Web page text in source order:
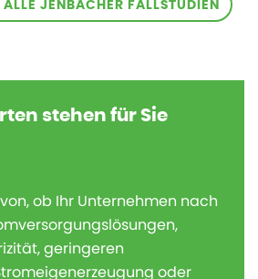
ALLE JENBACHER FALLSTUDIEN
stehen für Sie
ob Ihr Unternehmen nach
geringeren
oder